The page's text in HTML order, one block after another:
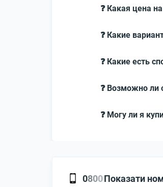
❓ Какая цена
❓ Какие
❓ Какие есть
❓ Возможно ли
❓ Могу ли я
0800Показати